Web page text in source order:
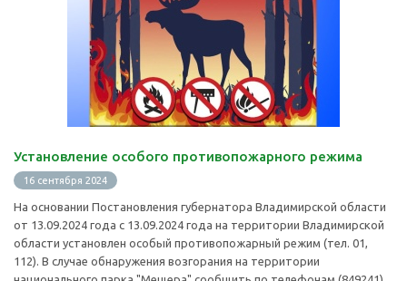
Установление особого противопожарного режима
16 сентября 2024
На основании Постановления губернатора Владимирской области
от 13.09.2024 года с 13.09.2024 года на территории Владимирской
области установлен особый противопожарный режим (тел. 01,
112). В случае обнаружения возгорания на территории